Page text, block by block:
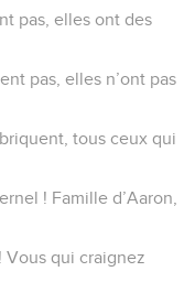
pas, elles ont des
pas, elles n’ont pas
tous ceux qui
! Famille d’Aaron,
Vous qui craignez